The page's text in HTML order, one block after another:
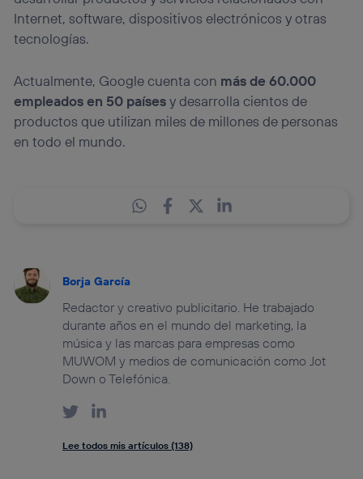
Internet, software, dispositivos electrónicos y otras
tecnologías.
Actualmente, Google cuenta con más de 60.000
empleados en 50 paísesy desarrolla cientos de
productos que utilizan miles de millones de personas
en todo el mundo.
Borja García
Redactor y creativo publicitario. He trabajado
durante años en el mundo del marketing, la
música y las marcas para empresas como
MUWOM y medios de comunicación como Jot
Down o Telefónica.
Lee todos mis artículos (138)